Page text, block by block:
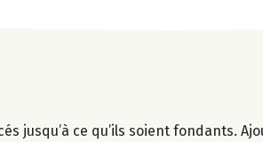
jusqu’à ce qu’ils soient fondants.